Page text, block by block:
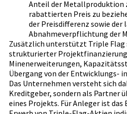
Anteil der Metallproduktion
rabattierten Preis zu
der Preisdifferenz sowie
Abnahmeverpflichtung der
Zusätzlich unterstützt Triple Flag
strukturierter
Minenerweiterungen,
Übergang von der Entwicklungs-
Das Unternehmen versteht sich
Kreditgeber, sondern als Partner
eines Projekts. Für Anleger ist das